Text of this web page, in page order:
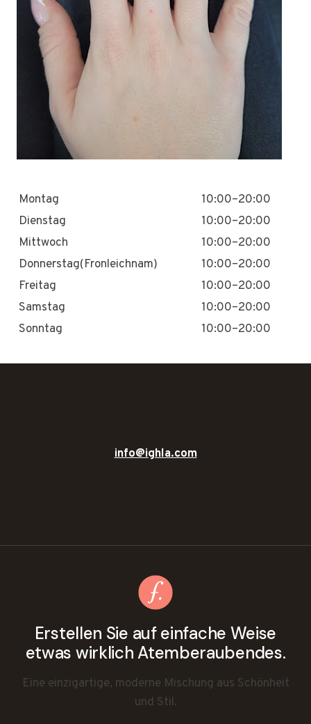
Montag
10:00–20:00
Dienstag
10:00–20:00
Mittwoch
10:00–20:00
Donnerstag(Fronleichnam)
10:00–20:00
Freitag
10:00–20:00
Samstag
10:00–20:00
Sonntag
10:00–20:00
info@ighla.com
Erstellen Sie auf einfache Weise
etwas wirklich Atemberaubendes.
Eine einzigartige, moderne Mischung aus Schönheit
und Stil.